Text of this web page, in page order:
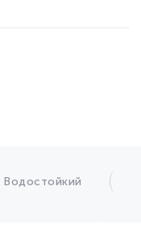
Водостойкий